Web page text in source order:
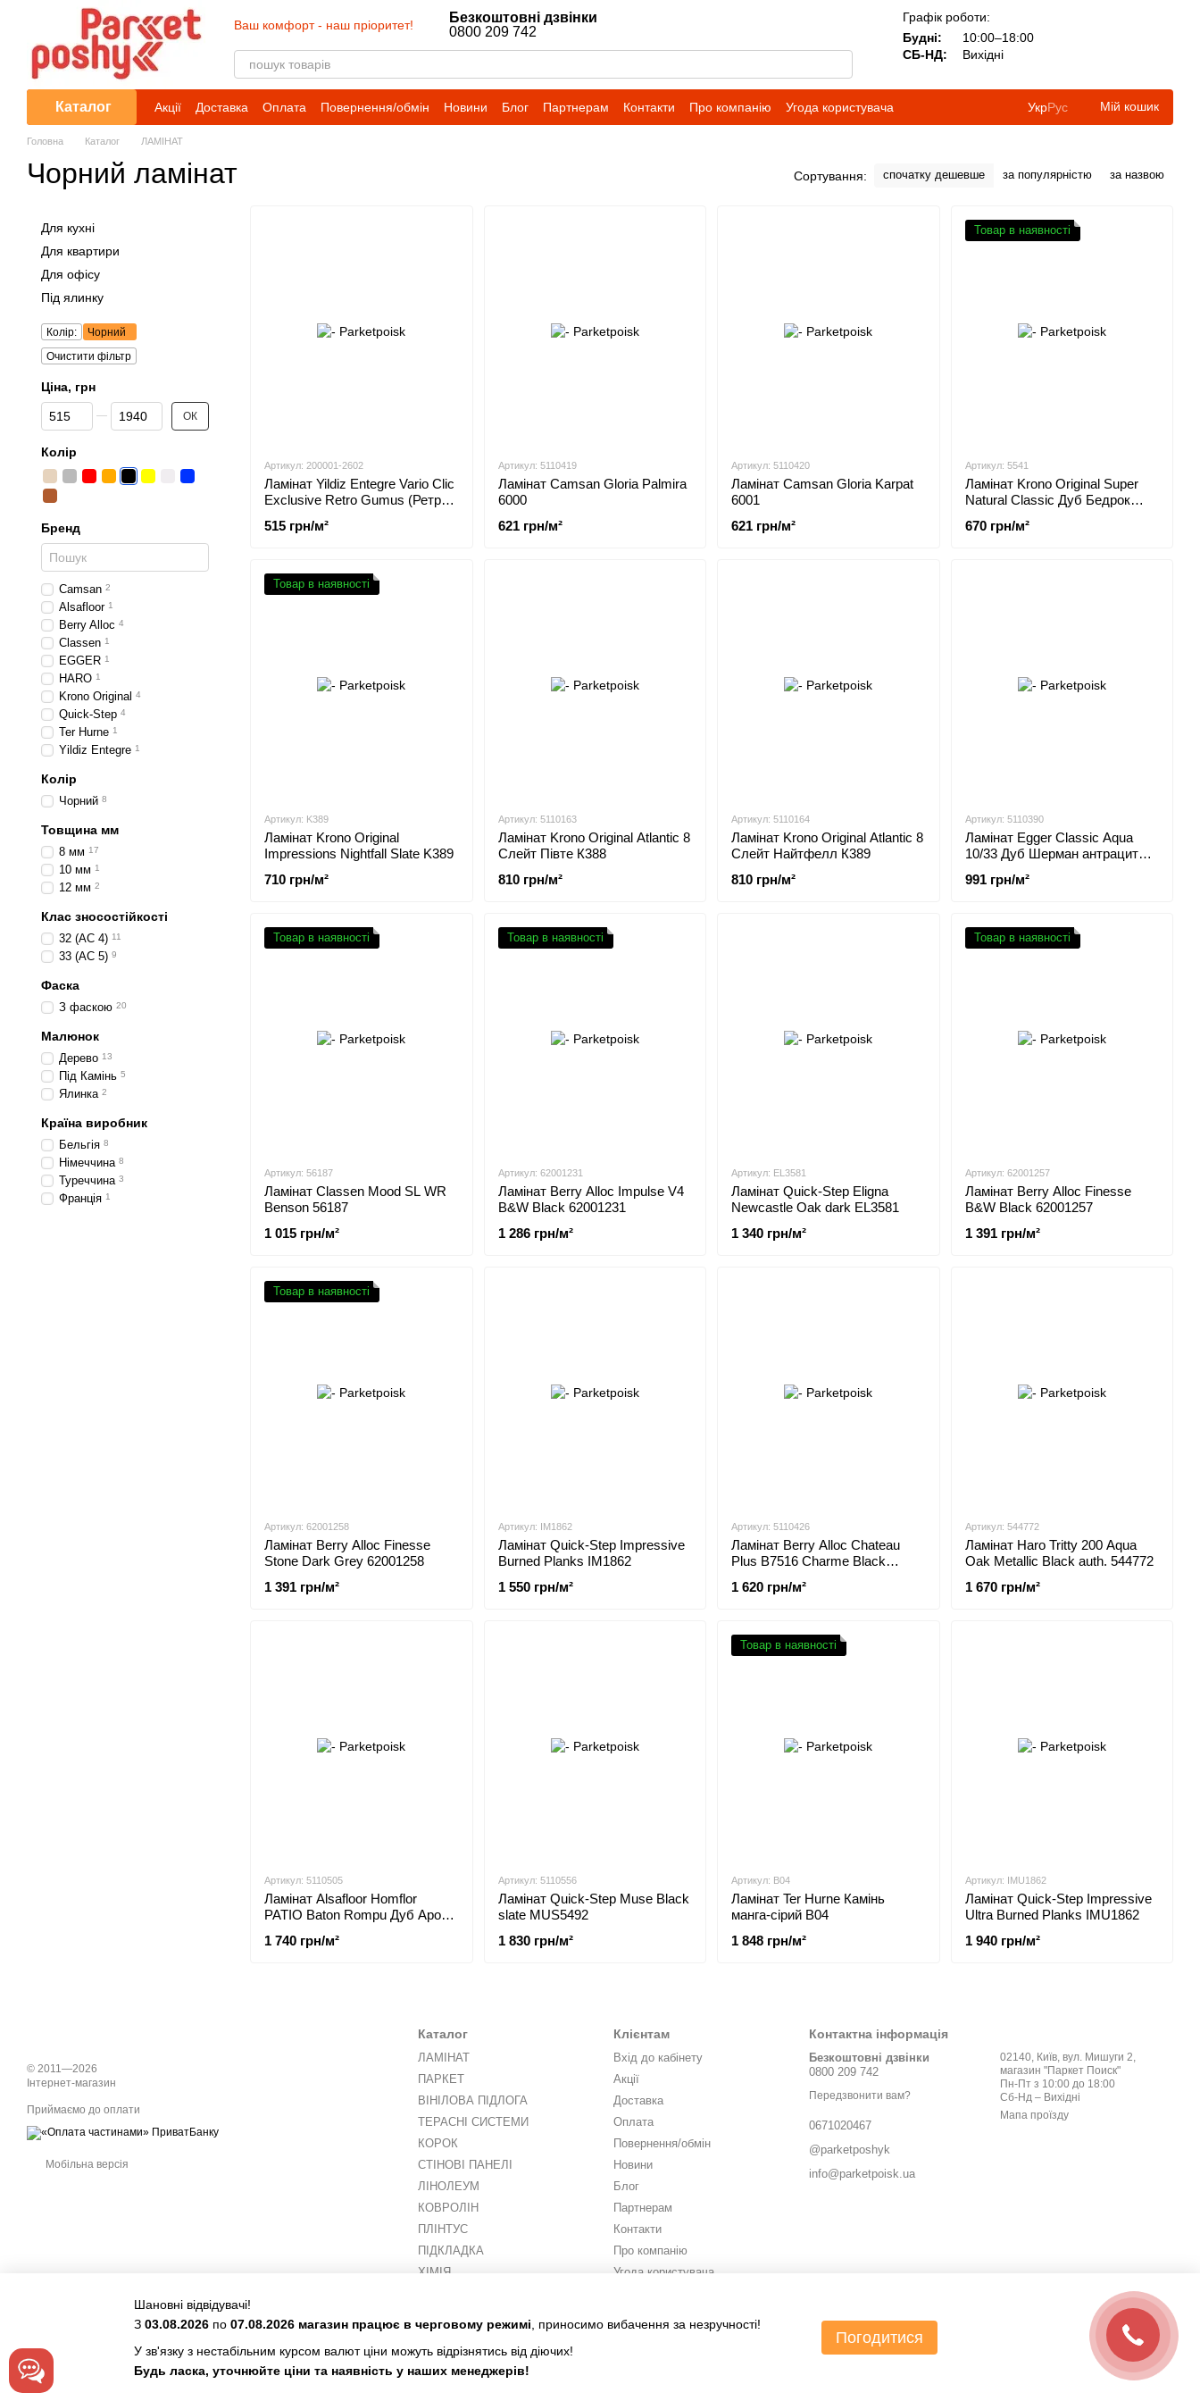
Перейти до основного контенту
Ваш комфорт - наш пріоритет!
Безкоштовні дзвінки
0800 209 742
Графік роботи:
Будні:
10:00–18:00
СБ-НД:
Вихідні
Каталог Акції Доставка Оплата Повернення/обмін Новини Блог Партнерам Контакти Про компанію Угода користувача УкрРус Мій кошик
Головна Каталог ЛАМІНАТ
Чорний ламінат Сортування: спочатку дешевше за популярністю за назвою
Артикул: 200001-2602
Ламінат Yildiz Entegre Vario Clic
Exclusive Retro Gumus (Ретро
515 грн/м²
Артикул: 5110419
Ламінат Сamsan Gloria Palmira
6000
621 грн/м²
Артикул: 5110420
Ламінат Сamsan Gloria Karpat
6001
621 грн/м²
Товар в наявності
Артикул: 5541
Ламінат Krono Original Super
Natural Classic Дуб Бедрок
670 грн/м²
Товар в наявності
Артикул: K389
Ламінат Krono Original
Impressions Nightfall Slate K389
710 грн/м²
Артикул: 5110163
Ламінат Krono Original Atlantic 8
Слейт Півте К388
810 грн/м²
Артикул: 5110164
Ламінат Krono Original Atlantic 8
Слейт Найтфелл К389
810 грн/м²
Артикул: 5110390
Ламінат Egger Classic Aqua
10/33 Дуб Шерман антрацит
991 грн/м²
Товар в наявності
Артикул: 56187
Ламінат Classen Mood SL WR
Benson 56187
1 015 грн/м²
Товар в наявності
Артикул: 62001231
Ламінат Berry Alloc Impulse V4
B&W Black 62001231
1 286 грн/м²
Артикул: EL3581
Ламінат Quick-Step Eligna
Newcastle Oak dark EL3581
1 340 грн/м²
Товар в наявності
Артикул: 62001257
Ламінат Berry Alloc Finesse
B&W Black 62001257
1 391 грн/м²
Товар в наявності
Артикул: 62001258
Ламінат Berry Alloc Finesse
Stone Dark Grey 62001258
1 391 грн/м²
Артикул: IM1862
Ламінат Quick-Step Impressive
Burned Planks IM1862
1 550 грн/м²
Артикул: 5110426
Ламінат Berry Alloc Chateau
Plus B7516 Charme Black
1 620 грн/м²
Артикул: 544772
Ламінат Haro Tritty 200 Aqua
Oak Metallic Black auth. 544772
1 670 грн/м²
Артикул: 5110505
Ламінат Alsafloor Homflor
PATIO Baton Rompu Дуб Аронія
1 740 грн/м²
Артикул: 5110556
Ламінат Quick-Step Muse Black
slate MUS5492
1 830 грн/м²
Товар в наявності
Артикул: B04
Ламінат Ter Hurne Камінь
манга-сірий B04
1 848 грн/м²
Артикул: IMU1862
Ламінат Quick-Step Impressive
Ultra Burned Planks IMU1862
1 940 грн/м²
Для кухні
Для квартири
Для офісу
Під ялинку
Колір:
Чорний
Очистити фільтр
Ціна, грн
Від Ціна, грн
До Ціна, грн ОК
Колір
Бренд
Сamsan 2
Alsafloor 1
Berry Alloc 4
Classen 1
EGGER 1
HARO 1
Krono Original 4
Quick-Step 4
Ter Hurne 1
Yildiz Entegre 1
Колір
Чорний 8
Товщина мм
8 мм 17
10 мм 1
12 мм 2
Клас зносостійкості
32 (АС 4) 11
33 (АС 5) 9
Фаска
З фаскою 20
Малюнок
Дерево 13
Під Камінь 5
Ялинка 2
Країна виробник
Бельгія 8
Німеччина 8
Туреччина 3
Франція 1
© 2011—2026
Інтернет-магазин
Приймаємо до оплати
Мобільна версія
Інтернет-магазин створений з Хорошоп
Каталог
ЛАМІНАТ
ПАРКЕТ
ВІНІЛОВА ПІДЛОГА
ТЕРАСНІ СИСТЕМИ
КОРОК
СТІНОВІ ПАНЕЛІ
ЛІНОЛЕУМ
КОВРОЛІН
ПЛІНТУС
ПІДКЛАДКА
ХІМІЯ
Клієнтам
Вхід до кабінету
Акції
Доставка
Оплата
Повернення/обмін
Новини
Блог
Партнерам
Контакти
Про компанію
Угода користувача
Контактна інформація
Безкоштовні дзвінки
0800 209 742
Передзвонити вам?
0671020467
@parketposhyk
info@parketpoisk.ua
02140, Київ, вул. Мишуги 2,
магазин "Паркет Поиск"
Пн-Пт з 10:00 до 18:00
Сб-Нд – Вихідні
Мапа проїзду
Шановні відвідувачі!
З 03.08.2026 по 07.08.2026 магазин працює в черговому режимі , приносимо вибачення за незручності!
У зв'язку з нестабільним курсом валют ціни можуть відрізнятись від діючих!
Будь ласка, уточнюйте ціни та наявність у наших менеджерів!
Погодитися